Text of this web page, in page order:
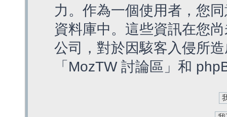
力。作為一個使用者，您
資料庫中。這些資訊在您
公司，對於因駭客入侵所
「MozTW 討論區」和